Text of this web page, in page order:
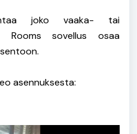
joko vaaka- tai
Rooms sovellus osaa
asennuksesta: